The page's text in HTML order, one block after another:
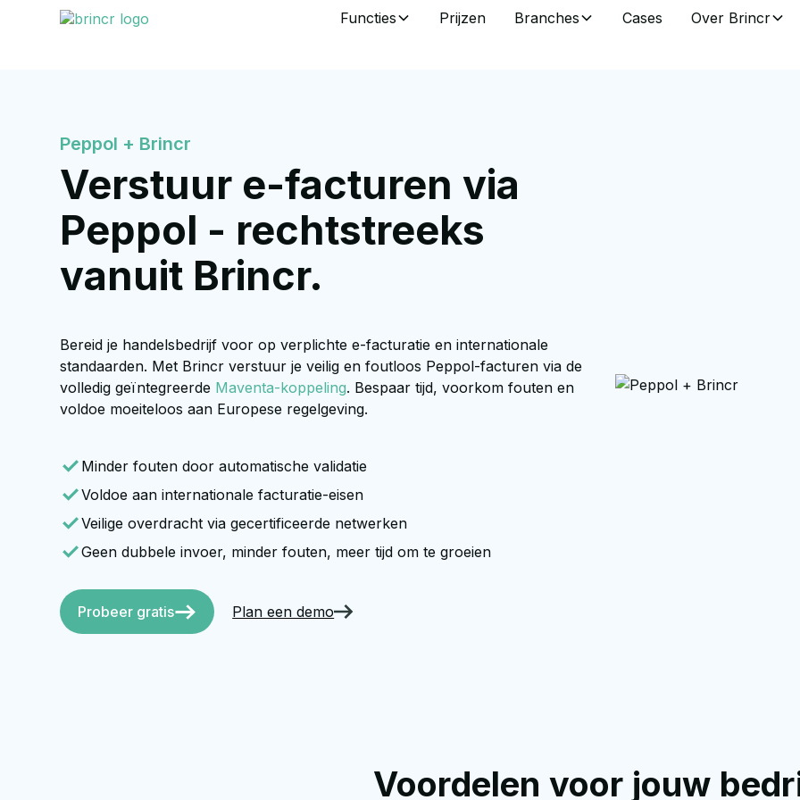
Functies Prijzen Branches Cases Over Brincr
Peppol + Brincr
Verstuur e-facturen via
Peppol - rechtstreeks
vanuit Brincr.
Bereid je handelsbedrijf voor op verplichte e-facturatie en internationale
standaarden. Met Brincr verstuur je veilig en foutloos Peppol-facturen via de
volledig geïntegreerde Maventa-koppeling. Bespaar tijd, voorkom fouten en
voldoe moeiteloos aan Europese regelgeving.
Minder fouten door automatische validatie
Voldoe aan internationale facturatie-eisen
Veilige overdracht via gecertificeerde netwerken
Geen dubbele invoer, minder fouten, meer tijd om te groeien
Probeer gratis Plan een demo
Voordelen voor jouw